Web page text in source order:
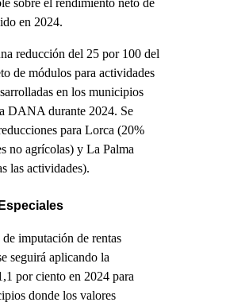
en 2024.
reducción del 25 por 100 del
de módulos para actividades
en los municipios
DANA durante 2024. Se
para Lorca (20%
no agrícolas) y La Palma
las actividades).
imputación de rentas
seguirá aplicando la
por ciento en 2024 para
donde los valores